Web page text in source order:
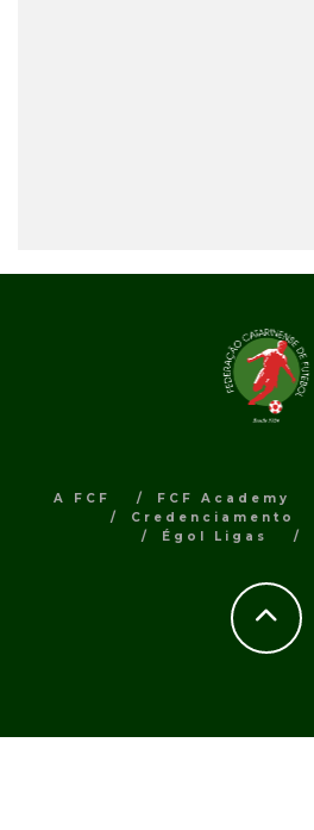
A FCF FCF Academy
Credenciamento
Égol Ligas